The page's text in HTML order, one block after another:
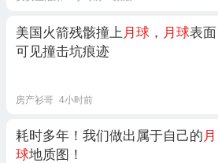
美国火箭残骸撞上 月球 ， 月球表面
可见撞击坑痕迹
房产衫哥 4小时前
耗时多年！我们做出属于自己的 月
球地质图！